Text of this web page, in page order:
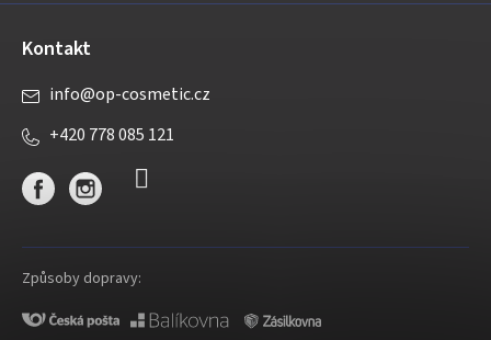
Kontakt
info@op-cosmetic.cz
+420 778 085 121
Způsoby dopravy: